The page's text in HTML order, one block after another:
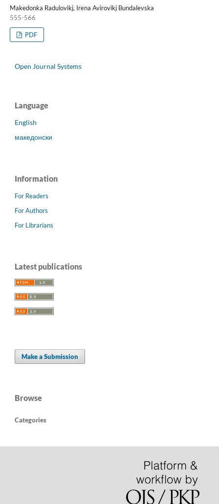
Makedonka Radulovikj, Irena Avirovikj Bundalevska
555-566
PDF
Open Journal Systems
Language
English
македонски
Information
For Readers
For Authors
For Librarians
Latest publications
Make a Submission
Browse
Categories